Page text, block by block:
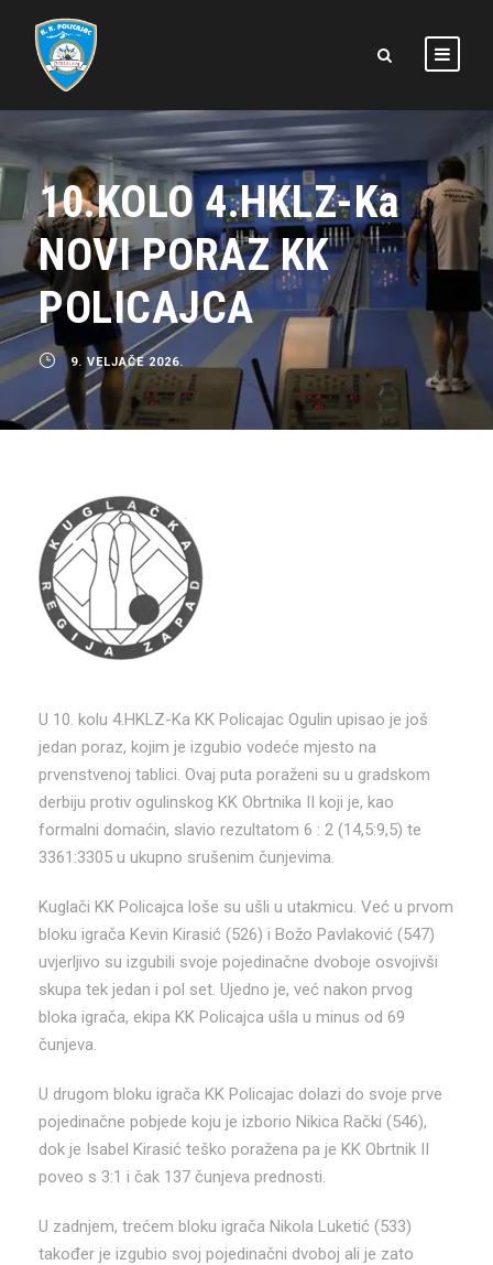
10.KOLO 4.HKLZ-Ka
NOVI PORAZ KK
POLICAJCA
9. VELJAČE 2026.
U 10. kolu 4.HKLZ-Ka KK Policajac Ogulin upisao je još
jedan poraz, kojim je izgubio vodeće mjesto na
prvenstvenoj tablici. Ovaj puta poraženi su u gradskom
derbiju protiv ogulinskog KK Obrtnika II koji je, kao
formalni domaćin, slavio rezultatom 6 : 2 (14,5:9,5) te
3361:3305 u ukupno srušenim čunjevima.
Kuglači KK Policajca loše su ušli u utakmicu. Već u prvom
bloku igrača Kevin Kirasić (526) i Božo Pavlaković (547)
uvjerljivo su izgubili svoje pojedinačne dvoboje osvojivši
skupa tek jedan i pol set. Ujedno je, već nakon prvog
bloka igrača, ekipa KK Policajca ušla u minus od 69
čunjeva.
U drugom bloku igrača KK Policajac dolazi do svoje prve
pojedinačne pobjede koju je izborio Nikica Rački (546),
dok je Isabel Kirasić teško poražena pa je KK Obrtnik II
poveo s 3:1 i čak 137 čunjeva prednosti.
U zadnjem, trećem bloku igrača Nikola Luketić (533)
također je izgubio svoj pojedinačni dvoboj ali je zato